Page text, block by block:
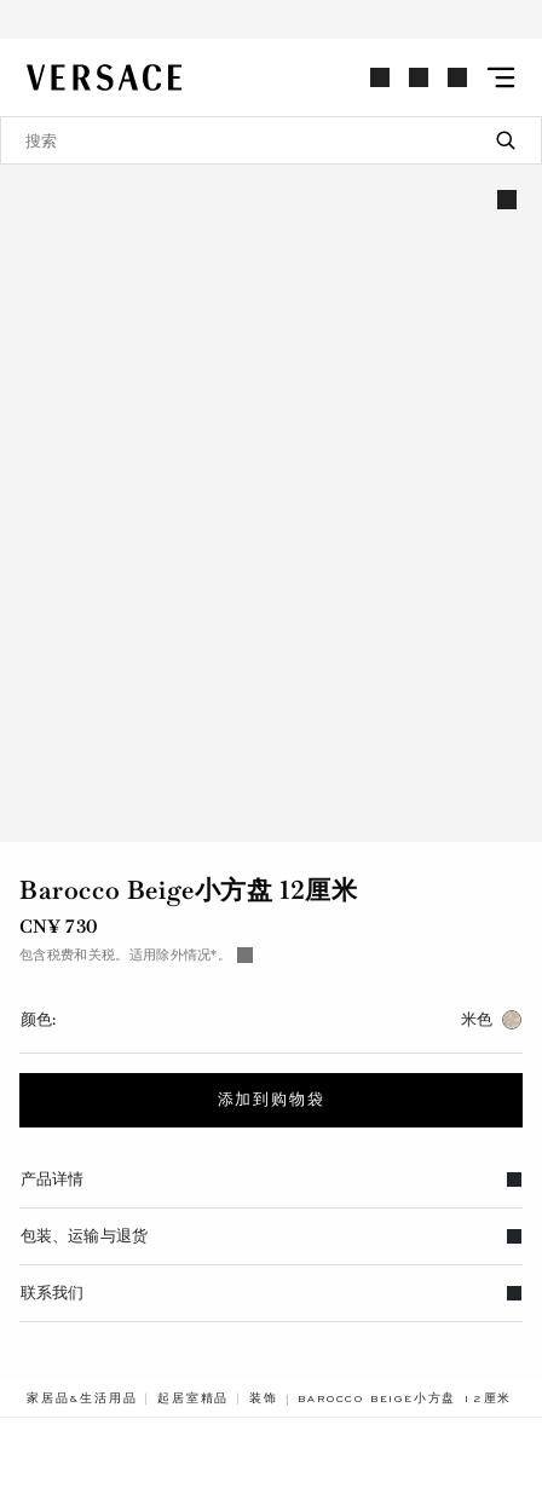
VERSACE | 主页
Barocco Beige小方盘 12厘米
CN¥ 730
包含税费和关税。适用除外情况*。
颜色: 米色
添加到购物袋
产品详情
包装、运输与退货
联系我们
家居品&生活用品 起居室精品 装饰 BAROCCO BEIGE小方盘 12厘米